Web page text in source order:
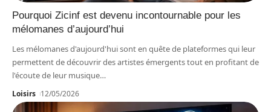
Pourquoi Zicinf est devenu incontournable pour les
mélomanes d’aujourd’hui
Les mélomanes d'aujourd'hui sont en quête de plateformes qui leur
permettent de découvrir des artistes émergents tout en profitant de
l'écoute de leur musique…
Loisirs 12/05/2026